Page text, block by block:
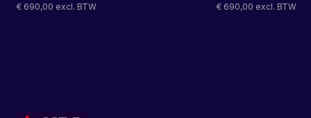
€ 690,00 excl. BTW
€ 690,00 excl. BTW